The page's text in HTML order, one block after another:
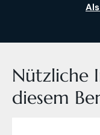
Nützliche
diesem